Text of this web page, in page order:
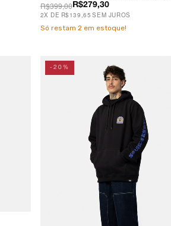
R$279,30
R$399,00
2X DE R$139,65 SEM JUROS
Só restam 2 em estoque!
-20%